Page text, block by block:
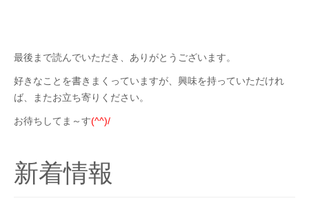
最後まで読んでいただき、ありがとうございます。
好きなことを書きまくっていますが、興味を持っていただけれ
ば、またお立ち寄りください。
お待ちしてま～す(^^)/
新着情報